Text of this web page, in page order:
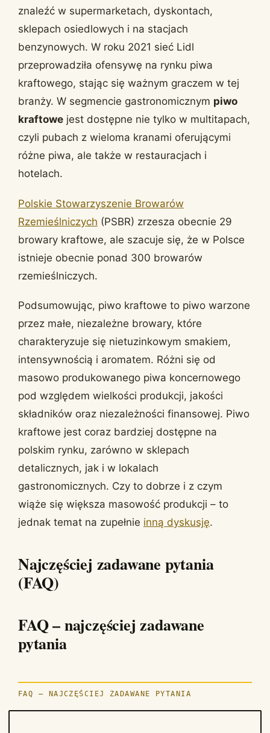
znaleźć w supermarketach, dyskontach,
sklepach osiedlowych i na stacjach
benzynowych. W roku 2021 sieć Lidl
przeprowadziła ofensywę na rynku piwa
kraftowego, stając się ważnym graczem w tej
branży. W segmencie gastronomicznym piwo
kraftowe jest dostępne nie tylko w multitapach,
czyli pubach z wieloma kranami oferującymi
różne piwa, ale także w restauracjach i
hotelach.
Polskie Stowarzyszenie Browarów
Rzemieślniczych (PSBR) zrzesza obecnie 29
browary kraftowe, ale szacuje się, że w Polsce
istnieje obecnie ponad 300 browarów
rzemieślniczych.
Podsumowując, piwo kraftowe to piwo warzone
przez małe, niezależne browary, które
charakteryzuje się nietuzinkowym smakiem,
intensywnością i aromatem. Różni się od
masowo produkowanego piwa koncernowego
pod względem wielkości produkcji, jakości
składników oraz niezależności finansowej. Piwo
kraftowe jest coraz bardziej dostępne na
polskim rynku, zarówno w sklepach
detalicznych, jak i w lokalach
gastronomicznych. Czy to dobrze i z czym
wiąże się większa masowość produkcji – to
jednak temat na zupełnie inną dyskusję.
Najczęściej zadawane pytania
(FAQ)
FAQ – najczęściej zadawane
pytania